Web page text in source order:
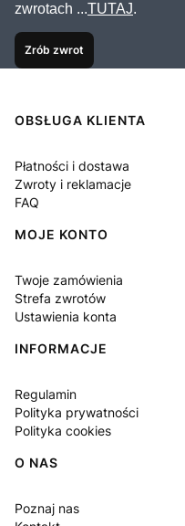
zwrotach ...TUTAJ.
Zrób zwrot
Linki w stopce
OBSŁUGA KLIENTA
Płatności i dostawa
Zwroty i reklamacje
FAQ
MOJE KONTO
Twoje zamówienia
Strefa zwrotów
Ustawienia konta
INFORMACJE
Regulamin
Polityka prywatności
Polityka cookies
O NAS
Poznaj nas